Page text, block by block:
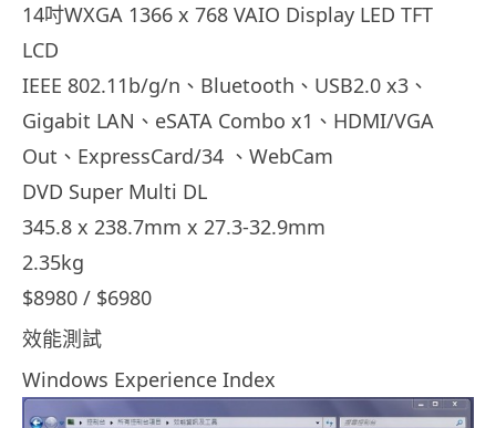
14吋WXGA 1366 x 768 VAIO Display LED TFT
LCD
IEEE 802.11b/g/n、Bluetooth、USB2.0 x3、
Gigabit LAN、eSATA Combo x1、HDMI/VGA
Out、ExpressCard/34 、WebCam
DVD Super Multi DL
345.8 x 238.7mm x 27.3-32.9mm
2.35kg
$8980 / $6980
效能測試
Windows Experience Index